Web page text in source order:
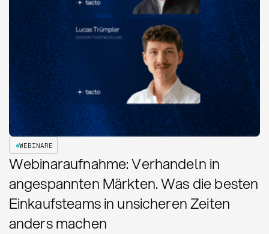
WEBINARE
Webinaraufnahme: Verhandeln in
angespannten Märkten. Was die besten
Einkaufsteams in unsicheren Zeiten
anders machen